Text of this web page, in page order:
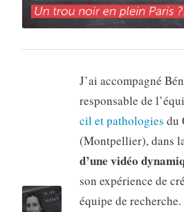
J’ai accompagné
responsable de
cil et pathologies du
(Montpellier), dans
d’une vidéo
son expérience de
équipe de